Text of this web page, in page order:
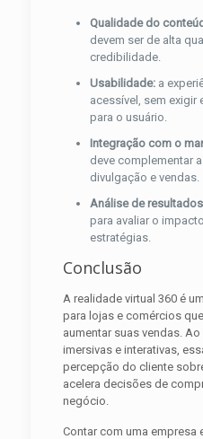
Qualidade do
devem ser de alta
credibilidade.
Usabilidade:a
acessível, sem
para o usuário.
Integração com o
deve complementar
divulgação e vendas.
Análise de
para avaliar o
estratégias.
Conclusão
A realidade virtual 360 é
para lojas e comércios
aumentar suas vendas.
imersivas e interativas,
percepção do cliente
acelera decisões de
negócio.
Contar com uma empresa